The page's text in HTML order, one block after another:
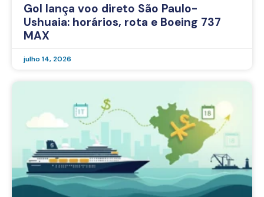
Gol lança voo direto São Paulo-
Ushuaia: horários, rota e Boeing 737
MAX
julho 14, 2026